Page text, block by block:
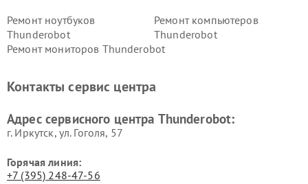
Ремонт ноутбуков
Thunderobot
Ремонт компьютеров
Thunderobot
Ремонт мониторов Thunderobot
Контакты сервис центра
Адрес сервисного центра Thunderobot:
г. Иркутск, ул. ​Гоголя, 57
Горячая линия:
+7 (395) 248-47-56